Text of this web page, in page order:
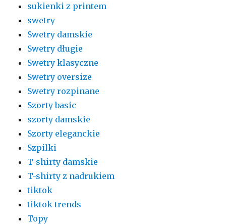
sukienki z printem
swetry
Swetry damskie
Swetry długie
Swetry klasyczne
Swetry oversize
Swetry rozpinane
Szorty basic
szorty damskie
Szorty eleganckie
Szpilki
T-shirty damskie
T-shirty z nadrukiem
tiktok
tiktok trends
Topy